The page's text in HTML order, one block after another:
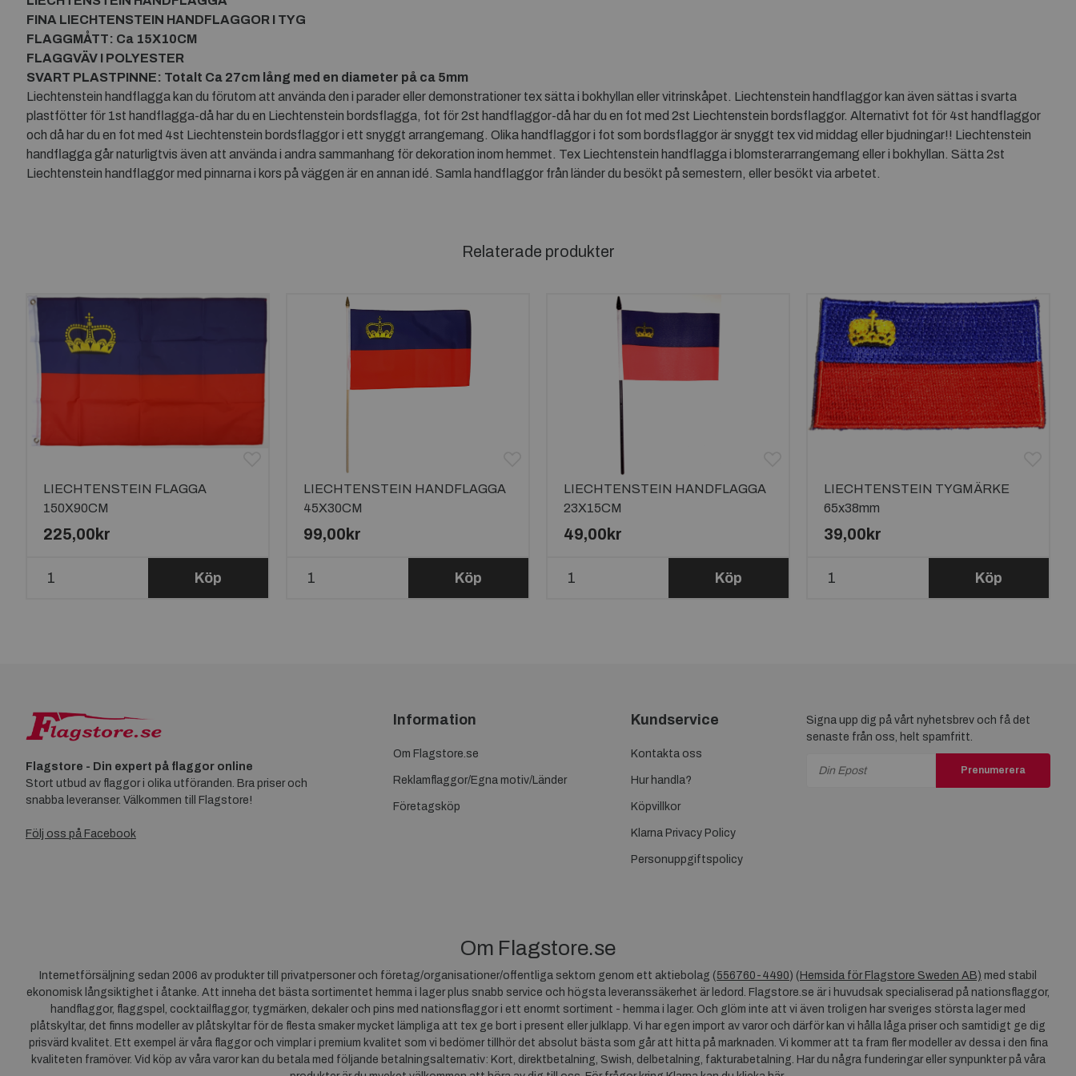
FINA LIECHTENSTEIN HANDFLAGGOR I TYG
FLAGGMÅTT: Ca 15X10CM
FLAGGVÄV I POLYESTER
SVART PLASTPINNE: Totalt Ca 27cm lång med en diameter på ca 5mm
Liechtenstein handflagga kan du förutom att använda den i parader eller demonstrationer tex sätta i bokhyllan eller vitrinskåpet. Liechtenstein handflaggor kan även sättas i svarta
plastfötter för 1st handflagga-då har du en Liechtenstein bordsflagga, fot för 2st handflaggor-då har du en fot med 2st Liechtenstein bordsflaggor. Alternativt fot för 4st handflaggor
och då har du en fot med 4st Liechtenstein bordsflaggor i ett snyggt arrangemang. Olika handflaggor i fot som bordsflaggor är snyggt tex vid middag eller bjudningar!! Liechtenstein
handflagga går naturligtvis även att använda i andra sammanhang för dekoration inom hemmet. Tex Liechtenstein handflagga i blomsterarrangemang eller i bokhyllan. Sätta 2st
Liechtenstein handflaggor med pinnarna i kors på väggen är en annan idé. Samla handflaggor från länder du besökt på semestern, eller besökt via arbetet.
Relaterade produkter
LIECHTENSTEIN FLAGGA
150X90CM
225,00kr
Köp
LIECHTENSTEIN HANDFLAGGA
45X30CM
99,00kr
Köp
LIECHTENSTEIN HANDFLAGGA
23X15CM
49,00kr
Köp
LIECHTENSTEIN TYGMÄRKE
65x38mm
39,00kr
Köp
Flagstore - Din expert på flaggor online
Stort utbud av flaggor i olika utföranden. Bra priser och
snabba leveranser. Välkommen till Flagstore!
Följ oss på Facebook
Information
Om Flagstore.se
Reklamflaggor/Egna motiv/Länder
Företagsköp
Kundservice
Kontakta oss
Hur handla?
Köpvillkor
Klarna Privacy Policy
Personuppgiftspolicy
Signa upp dig på vårt nyhetsbrev och få det
senaste från oss, helt spamfritt.
Prenumerera
Om Flagstore.se
Internetförsäljning sedan 2006 av produkter till privatpersoner och företag/organisationer/offentliga sektorn genom ett aktiebolag (556760-4490) ( Hemsida för Flagstore Sweden AB) med stabil
ekonomisk långsiktighet i åtanke. Att inneha det bästa sortimentet hemma i lager plus snabb service och högsta leveranssäkerhet är ledord. Flagstore.se är i huvudsak specialiserad på nationsflaggor,
handflaggor, flaggspel, cocktailflaggor, tygmärken, dekaler och pins med nationsflaggor i ett enormt sortiment - hemma i lager. Och glöm inte att vi även troligen har sveriges största lager med
plåtskyltar, det finns modeller av plåtskyltar för de flesta smaker mycket lämpliga att tex ge bort i present eller julklapp. Vi har egen import av varor och därför kan vi hålla låga priser och samtidigt ge dig
prisvärd kvalitet. Ett exempel är våra flaggor och vimplar i premium kvalitet som vi bedömer tillhör det absolut bästa som går att hitta på marknaden. Vi kommer att ta fram fler modeller av dessa i den fina
kvaliteten framöver. Vid köp av våra varor kan du betala med följande betalningsalternativ: Kort, direktbetalning, Swish, delbetalning, fakturabetalning. Har du några funderingar eller synpunkter på våra